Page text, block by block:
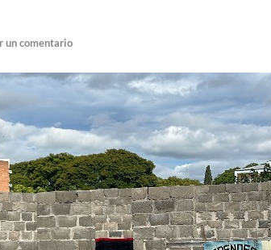
un comentario